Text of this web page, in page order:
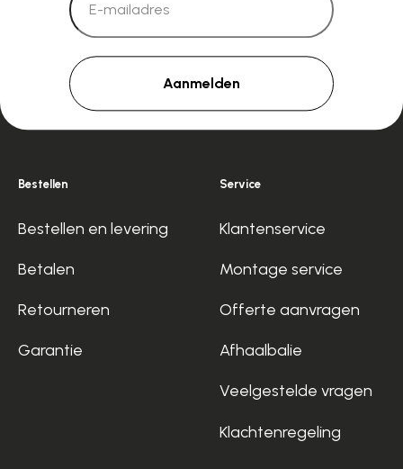
Aanmelden
Bestellen
Bestellen en levering
Betalen
Retourneren
Garantie
Service
Klantenservice
Montage service
Offerte aanvragen
Afhaalbalie
Veelgestelde vragen
Klachtenregeling